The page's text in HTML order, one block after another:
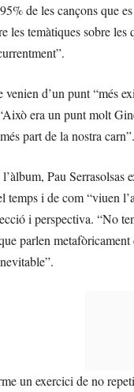
de les cançons que
les temàtiques sobre
d’un punt “més
era un punt molt
part de la nostra carn”.
Pau
temps i de com “viuen
i perspectiva. “No
parlen
un exercici de no